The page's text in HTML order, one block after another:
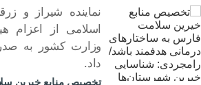
۰۷ شهر ۱۴۰۴
نماینده شیراز و
اسلامی از اعزام
وزارت کشور به
داد.
تخصیص منابع خیرین